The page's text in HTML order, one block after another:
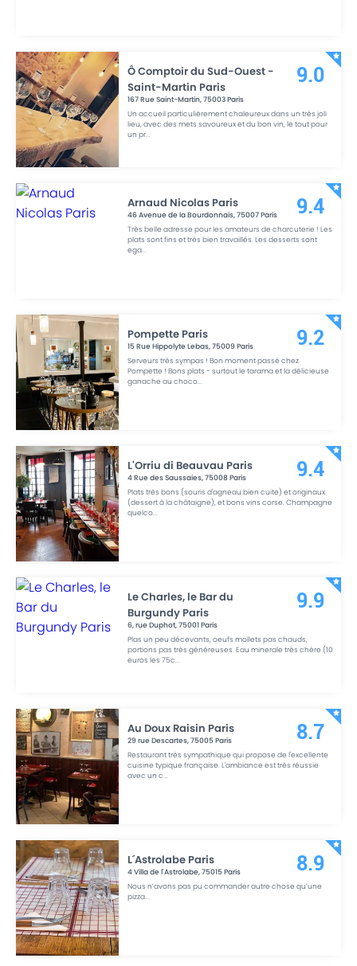
Ô Comptoir du Sud-Ouest -
Saint-Martin Paris
167 Rue Saint-Martin,75003Paris
Un accueil particulièrement chaleureux dans un très joli
lieu, avec des mets savoureux et du bon vin, le tout pour
un pr...
9.0
Arnaud Nicolas Paris
46 Avenue de la Bourdonnais,75007Paris
Très belle adresse pour les amateurs de charcuterie ! Les
plats sont fins et très bien travaillés. Les desserts sont
ega...
9.4
Pompette Paris
15 Rue Hippolyte Lebas,75009 Paris
Serveurs très sympas ! Bon moment passé chez
Pompette ! Bons plats - surtout le tarama et la délicieuse
ganache au choco...
9.2
L'Orriu di Beauvau Paris
4 Rue des Saussaies,75008 Paris
Plats très bons (souris d'agneau bien cuite) et originaux
(dessert à la châtaigne), et bons vins corse. Champagne
quelco...
9.4
Le Charles, le Bar du
Burgundy Paris
6, rue Duphot,75001Paris
Plas un peu décevants, oeufs mollets pas chauds,
portions pas très généreuses. Eau minerale très chère (10
euros les 75c...
9.9
Au Doux Raisin Paris
29 rue Descartes,75005Paris
Restaurant très sympathique qui propose de l'excellente
cuisine typique française. L'ambiance est très réussie
avec un c...
8.7
L´Astrolabe Paris
4 Villa de l'Astrolabe,75015Paris
Nous n’avons pas pu commander autre chose qu’une
pizza...
8.9